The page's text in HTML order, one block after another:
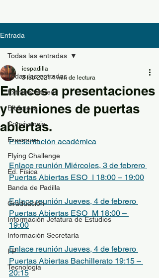
Entrada
Todas las entradas
Extraescolares
Biblioteca
Convivencia
Erasmus+
Flying Challenge
Ed. Física
Banda de Padilla
Graduación
Información Jefatura de Estudios
Información Secretaría
FP
Tecnología
Todas las entradas
Enlaces a presentaciones
y reuniones de puertas
abiertas.
iespadilla
3 feb 2021 1 min de lectura
Presentación académica
Enlace reunión Miércoles, 3 de febrero
Puertas Abiertas ESO_I 18:00 – 19:00
Enlace reunión Jueves, 4 de febrero
Puertas Abiertas ESO_M 18:00 –
19:00
Enlace reunión Jueves, 4 de febrero
Puertas Abiertas Bachillerato 19:15 –
20:15